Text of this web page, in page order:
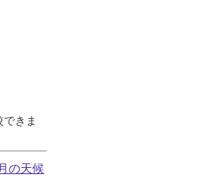
きま
の天候